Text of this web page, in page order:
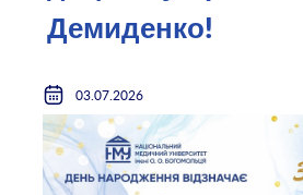
Демиденко!
03.07.2026